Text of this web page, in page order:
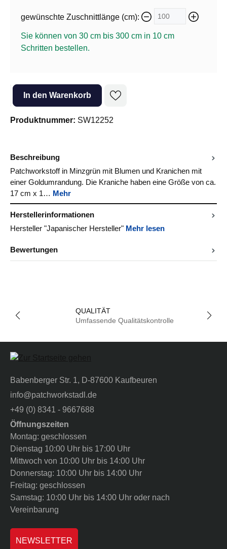
gewünschte Zuschnittlänge (cm):
Sie können von 30 cm bis 300 cm in 10 cm
Schritten bestellen.
Produkt Anzahl: Gib den gewünschten Wert ein oder benutze die
In den Warenkorb
Produktnummer: SW12252
Beschreibung
Patchworkstoff in Minzgrün mit Blumen und Kranichen mit
einer Goldumrandung. Die Kraniche haben eine Größe von ca.
17 cm x 1… Mehr
Herstellerinformationen
Hersteller "Japanischer Hersteller" Mehr lesen
Bewertungen
QUALITÄT
Umfassende Qualitätskontrolle
Babenberger Str. 1, D-87600 Kaufbeuren
info@patchworkstadl.de
+49 (0) 8341 - 9667688
Öffnungszeiten
Montag: geschlossen
Dienstag 10:00 Uhr bis 17:00 Uhr
Mittwoch von 10:00 Uhr bis 14:00 Uhr
Donnerstag: 10:00 Uhr bis 14:00 Uhr
Freitag: geschlossen
Samstag: 10:00 Uhr bis 14:00 Uhr oder nach
Vereinbarung
NEWSLETTER